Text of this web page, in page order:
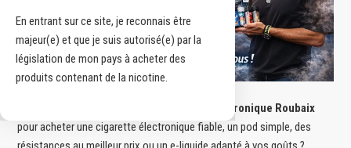
En entrant sur ce site, je reconnais être
majeur(e) et que je suis autorisé(e) par la
législation de mon pays à acheter des
produits contenant de la nicotine.
magasin de cigarette électronique Roubaix
pour acheter une cigarette électronique fiable, un pod simple, des